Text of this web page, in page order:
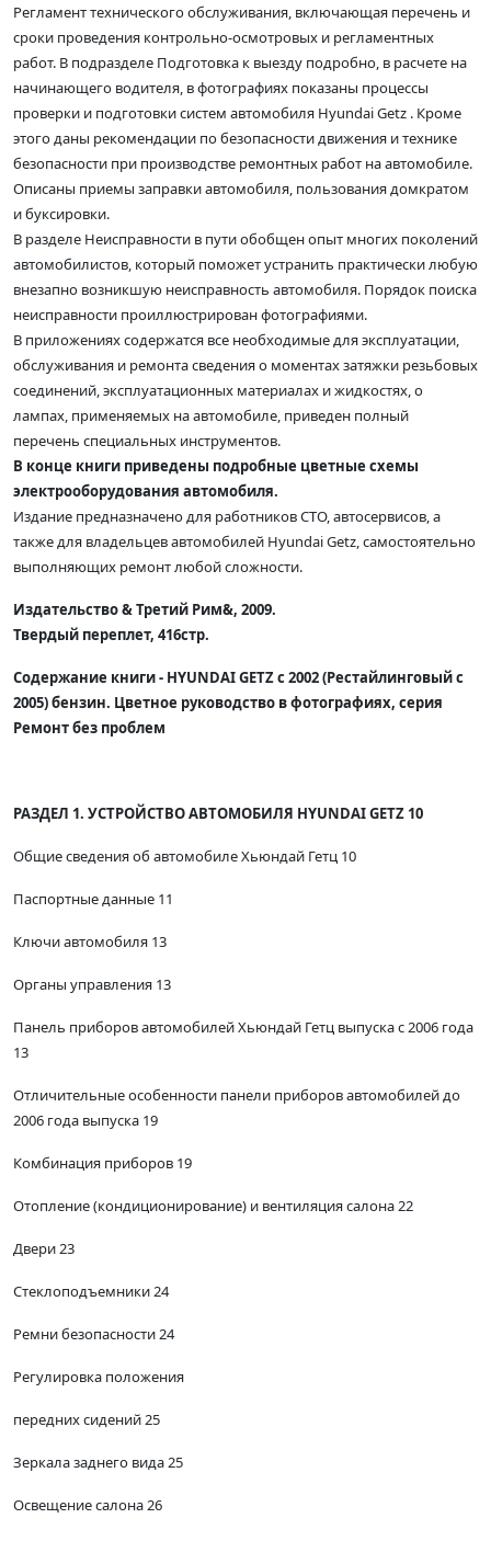
Регламент технического обслуживания, включающая перечень и
сроки проведения контрольно-осмотровых и регламентных
работ. В подразделе Подготовка к выезду подробно, в расчете на
начинающего водителя, в фотографиях показаны процессы
проверки и подготовки систем автомобиля Hyundai Getz . Кроме
этого даны рекомендации по безопасности движения и технике
безопасности при производстве ремонтных работ на автомобиле.
Описаны приемы заправки автомобиля, пользования домкратом
и буксировки.
В разделе Неисправности в пути обобщен опыт многих поколений
автомобилистов, который поможет устранить практически любую
внезапно возникшую неисправность автомобиля. Порядок поиска
неисправности проиллюстрирован фотографиями.
В приложениях содержатся все необходимые для эксплуатации,
обслуживания и ремонта сведения о моментах затяжки резьбовых
соединений, эксплуатационных материалах и жидкостях, о
лампах, применяемых на автомобиле, приведен полный
перечень специальных инструментов.
В конце книги приведены подробные цветные схемы
электрооборудования автомобиля.
Издание предназначено для работников СТО, автосервисов, а
также для владельцев автомобилей Hyundai Getz, самостоятельно
выполняющих ремонт любой сложности.
Издательство & Третий Рим&, 2009.
Твердый переплет, 416стр.
Содержание книги - HYUNDAI GETZ с 2002 (Рестайлинговый с
2005) бензин. Цветное руководство в фотографиях, серия
Ремонт без проблем
РАЗДЕЛ 1. УСТРОЙСТВО АВТОМОБИЛЯ HYUNDAI GETZ 10
Общие сведения об автомобиле Хьюндай Гетц 10
Паспортные данные 11
Ключи автомобиля 13
Органы управления 13
Панель приборов автомобилей Хьюндай Гетц выпуска с 2006 года
13
Отличительные особенности панели приборов автомобилей до
2006 года выпуска 19
Комбинация приборов 19
Отопление (кондиционирование) и вентиляция салона 22
Двери 23
Стеклоподъемники 24
Ремни безопасности 24
Регулировка положения
передних сидений 25
Зеркала заднего вида 25
Освещение салона 26